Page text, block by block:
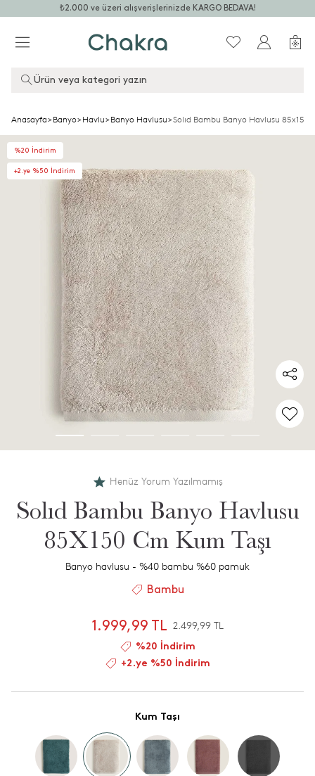
₺2.000 ve üzeri alışverişlerinizde KARGO BEDAVA!
Ürün veya kategori yazın
Anasayfa>Banyo>Havlu>Banyo Havlusu>Solıd Bambu Banyo Havlusu 85x150
%20 İndirim
+2.ye %50 İndirim
Henüz Yorum Yazılmamış
Solıd Bambu Banyo Havlusu
85X150 Cm Kum Taşı
Banyo havlusu - %40 bambu %60 pamuk
Bambu
1.999,99 TL 2.499,99 TL
%20 İndirim
+2.ye %50 İndirim
Kum Taşı